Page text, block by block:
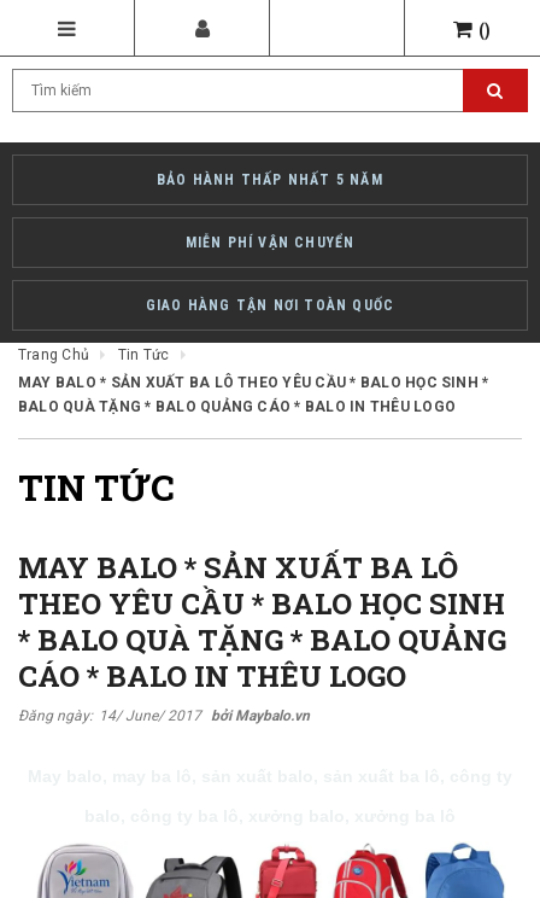
()
BẢO HÀNH THẤP NHẤT 5 NĂM
MIỄN PHÍ VẬN CHUYỂN
GIAO HÀNG TẬN NƠI TOÀN QUỐC
Trang Chủ
Tin Tức
MAY BALO * SẢN XUẤT BA LÔ THEO YÊU CẦU * BALO HỌC SINH *
BALO QUÀ TẶNG * BALO QUẢNG CÁO * BALO IN THÊU LOGO
TIN TỨC
MAY BALO * SẢN XUẤT BA LÔ
THEO YÊU CẦU * BALO HỌC SINH
* BALO QUÀ TẶNG * BALO QUẢNG
CÁO * BALO IN THÊU LOGO
Đăng ngày: 14/ June/ 2017 bởi Maybalo.vn